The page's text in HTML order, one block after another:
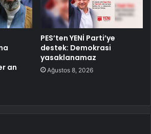
an
PES’ten YENİ Parti’ye
destek: Demokrasi
yasaklanamaz
Ağustos 8, 2026